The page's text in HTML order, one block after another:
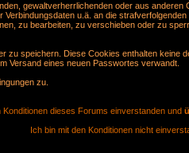
gewaltverherrlichenden oder aus
u.ä. an die
zu bearbeiten, zu verschieben oder zu
speichern. Diese Cookies enthalten keine
Versand eines neuen Passwortes verwandt.
zu.
Konditionen dieses Forums einverstanden und
Ich bin mit den Konditionen nicht